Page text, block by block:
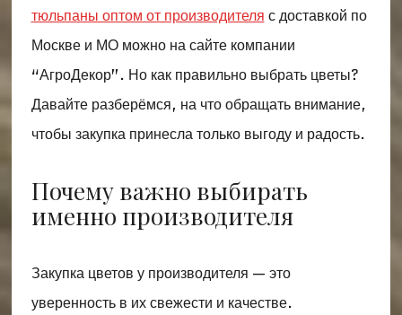
тюльпаны оптом от производителя с доставкой по
Москве и МО можно на сайте компании
“АгроДекор”. Но как правильно выбрать цветы?
Давайте разберёмся, на что обращать внимание,
чтобы закупка принесла только выгоду и радость.
Почему важно выбирать
именно производителя
Закупка цветов у производителя — это
уверенность в их свежести и качестве.